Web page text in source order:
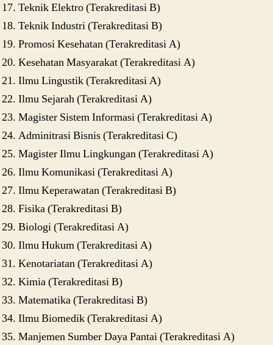
Teknik Elektro (Terakreditasi B)
Teknik Industri (Terakreditasi B)
Promosi Kesehatan (Terakreditasi A)
Kesehatan Masyarakat (Terakreditasi A)
Ilmu Lingustik (Terakreditasi A)
Ilmu Sejarah (Terakreditasi A)
Magister Sistem Informasi (Terakreditasi A)
Adminitrasi Bisnis (Terakreditasi C)
Magister Ilmu Lingkungan (Terakreditasi A)
Ilmu Komunikasi (Terakreditasi A)
Ilmu Keperawatan (Terakreditasi B)
Fisika (Terakreditasi B)
Biologi (Terakreditasi A)
Ilmu Hukum (Terakreditasi A)
Kenotariatan (Terakreditasi A)
Kimia (Terakreditasi B)
Matematika (Terakreditasi B)
Ilmu Biomedik (Terakreditasi A)
Manjemen Sumber Daya Pantai (Terakreditasi A)